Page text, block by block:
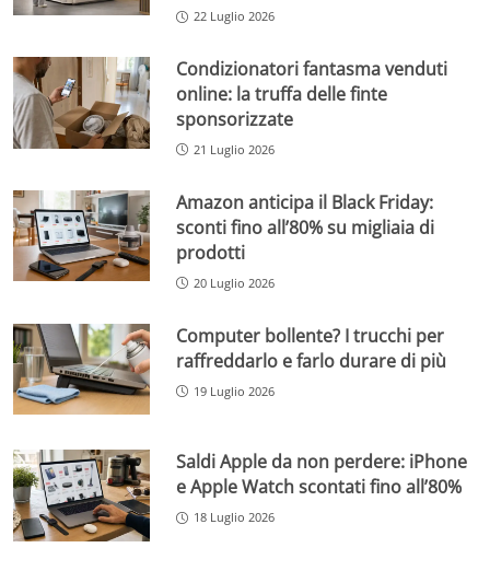
22 Luglio 2026
Condizionatori fantasma venduti
online: la truffa delle finte
sponsorizzate
21 Luglio 2026
Amazon anticipa il Black Friday:
sconti fino all’80% su migliaia di
prodotti
20 Luglio 2026
Computer bollente? I trucchi per
raffreddarlo e farlo durare di più
19 Luglio 2026
Saldi Apple da non perdere: iPhone
e Apple Watch scontati fino all’80%
18 Luglio 2026